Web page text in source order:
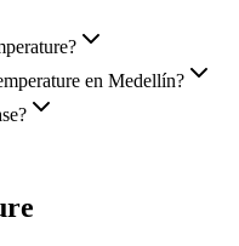
en Medellín?